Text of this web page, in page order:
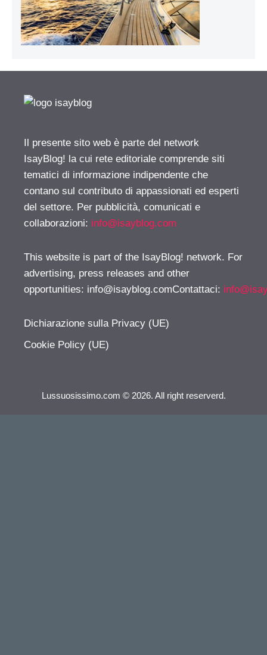
Il presente sito web è parte del network
IsayBlog! la cui rete editoriale comprende siti
tematici di informazione indipendente che
contano sul contributo di appassionati ed esperti
del settore. Per pubblicità, comunicati e
collaborazioni: info@isayblog.com
This website is part of the IsayBlog! network. For
advertising, press releases and other
opportunities: info@isayblog.comContattaci:
Dichiarazione sulla Privacy (UE)
Cookie Policy (UE)
Lussuosissimo.com © 2026. All right reserverd.